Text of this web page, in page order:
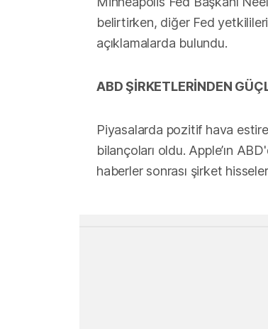
belirtirken, diğer Fed
açıklamalarda bulundu.
ABD ŞİRKETLERİNDEN
Piyasalarda pozitif hava
bilançoları oldu. Apple’ın
haberler sonrası şirket